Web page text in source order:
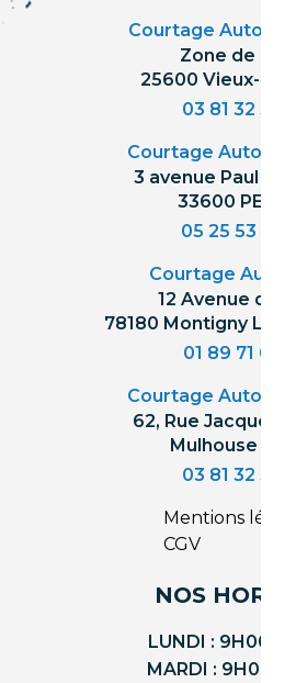
Courtage Auto
Zone de
25600 Vieux-
03 81 32 32
Courtage Auto
3 avenue Paul
33600
05 25 53 07
Courtage Auto
12 Avenue des
78180 Montigny Le
01 89 71 00
Courtage Auto
62, Rue Jacques
Mulhouse
03 81 32 32
Mentions
CGV
NOS
LUNDI : 9H00 -
MARDI : 9H00 -